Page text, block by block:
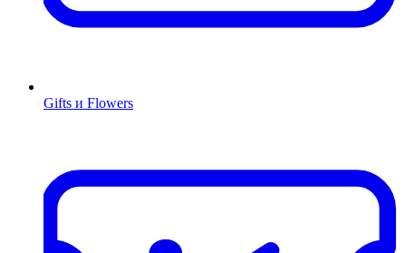
Gifts и Flowers